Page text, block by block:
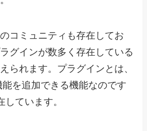
コミュニティも存在してお
グインが数多く存在している
られます。プラグインとは、
を追加できる機能なのです
ています。